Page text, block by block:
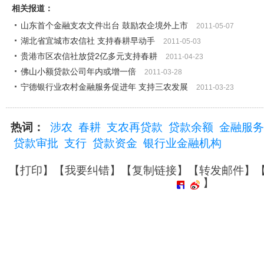
相关报道：
山东首个金融支农文件出台 鼓励农企境外上市
2011-05-07
湖北省宜城市农信社 支持春耕早动手 2011-05-03
贵港市区农信社放贷2亿多元支持春耕 2011-04-23
佛山小额贷款公司年内或增一倍 2011-03-28
宁德银行业农村金融服务促进年 支持三农发展 2011-03-23
热词： 涉农 春耕 支农再贷款 贷款余额 金融服务
贷款审批 支行 贷款资金 银行业金融机构
【打印】【我要纠错】【复制链接】【转发邮件】
】